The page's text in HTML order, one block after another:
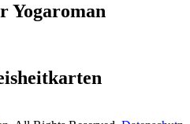
Yogaroman